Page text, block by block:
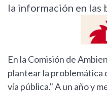
la información en las
En la Comisión de
plantear la problemática
vía pública." A un año y